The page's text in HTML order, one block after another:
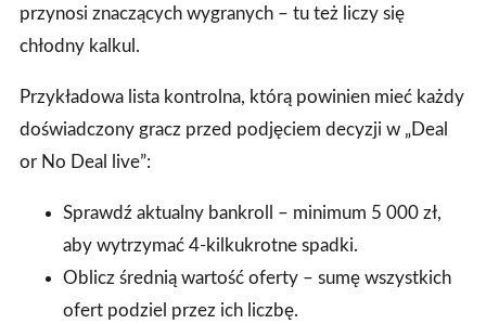
przynosi znaczących wygranych – tu też liczy się
chłodny kalkul.
Przykładowa lista kontrolna, którą powinien mieć każdy
doświadczony gracz przed podjęciem decyzji w „Deal
or No Deal live”:
Sprawdź aktualny bankroll – minimum 5 000 zł,
aby wytrzymać 4‑kilkukrotne spadki.
Oblicz średnią wartość oferty – sumę wszystkich
ofert podziel przez ich liczbę.